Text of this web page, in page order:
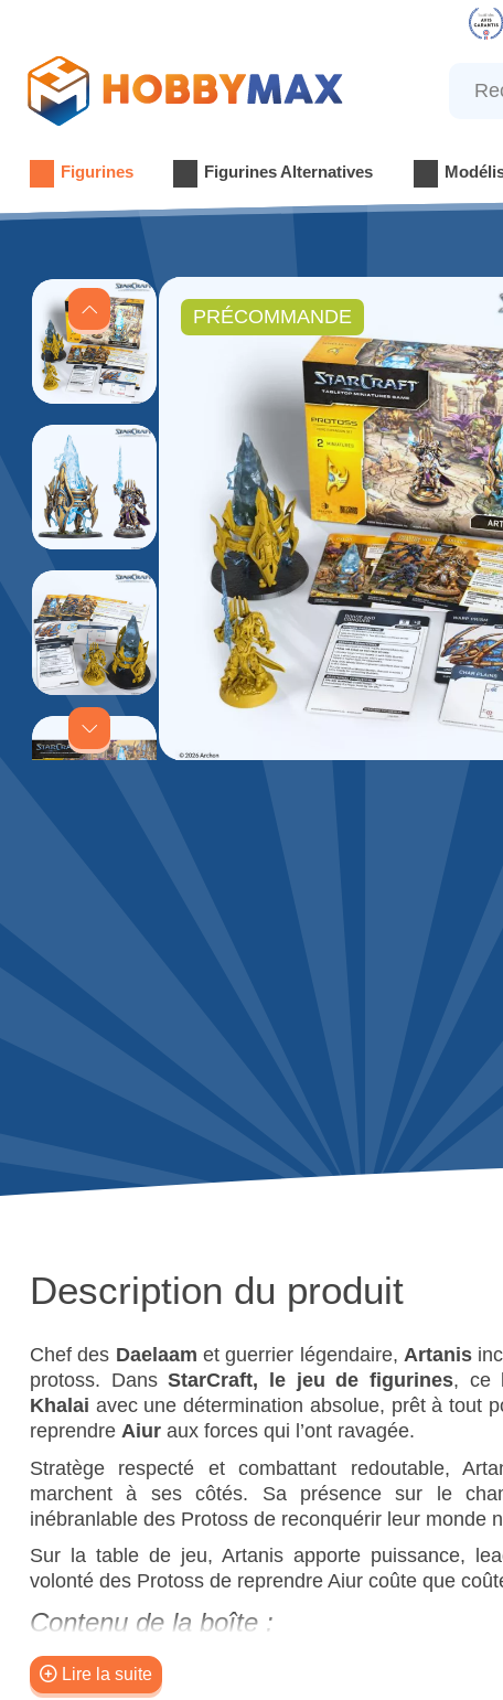
Figurines Figurines Alternatives
PRÉCOMMANDE
Description du produit
Chef des Daelaam et guerrier légendaire, Artanis
protoss. DansStarCraft, le jeu de figurines, ce
Khalai avec une détermination absolue, prêt à tout
reprendre Aiur aux forces qui l’ont ravagée.
Stratège respecté et combattant redoutable,
marchent à ses côtés. Sa présence sur le
inébranlable des Protoss de reconquérir leur monde
Sur la table de jeu, Artanis apporte puissance,
volonté des Protoss de reprendre Aiur coûte que
Contenu de la boîte :
1 figurine Artanis
Lire la suite